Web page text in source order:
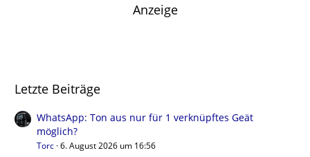
Anzeige
Letzte Beiträge
WhatsApp: Ton aus nur für 1 verknüpftes Geät
möglich?
Torc 6. August 2026 um 16:56